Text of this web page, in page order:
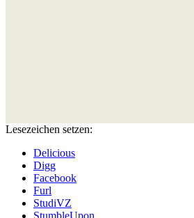
Lesezeichen setzen:
Delicious
Digg
Facebook
Furl
StudiVZ
StumbleUpon